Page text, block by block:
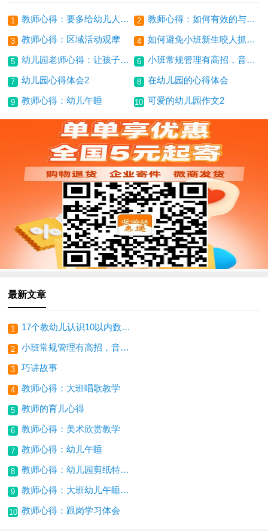
1 教师心得：要多给幼儿人性关爱 2 教师心得：如何有效的与家长沟通
3 教师心得：区域活动观摩 4 如何避免小班新生咬人抓人现象
5 幼儿园老师心得：让孩子自动自发地去学习 6 小班常规管理有高招，音乐的魔力
7 幼儿园心得体会2 8 在幼儿园的心得体会
9 教师心得：幼儿午睡 10 可爱的幼儿园作文2
最新文章
1 17个教幼儿认识10以内数的数学游戏大全
2 小班常规管理有高招，音乐的魔力
3 巧讲故事
4 教师心得：大班唱歌教学
5 教师的育儿心得
6 教师心得：美术欣赏教学
7 教师心得：幼儿午睡
8 教师心得：幼儿园剪纸特色教学
9 教师心得：大班幼儿午睡质量的培养
10 教师心得：跟岗学习体会